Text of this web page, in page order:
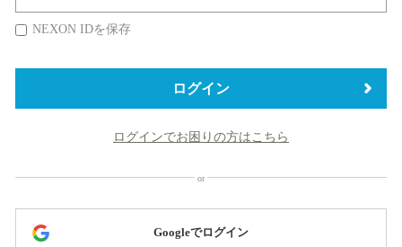
表
替
NEXON IDを保存
ログイン
ログインでお困りの方はこちら
Googleでログイン